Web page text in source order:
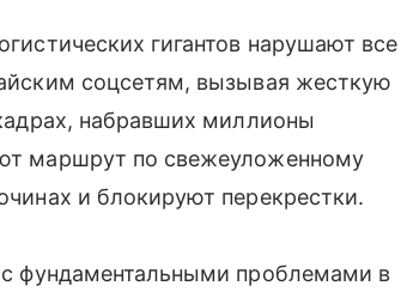
гигантов нарушают все
соцсетям, вызывая жесткую
набравших миллионы
маршрут по свежеуложенному
и блокируют перекрестки.
фундаментальными проблемами в